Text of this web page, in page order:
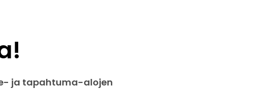
ja tapahtuma-alojen